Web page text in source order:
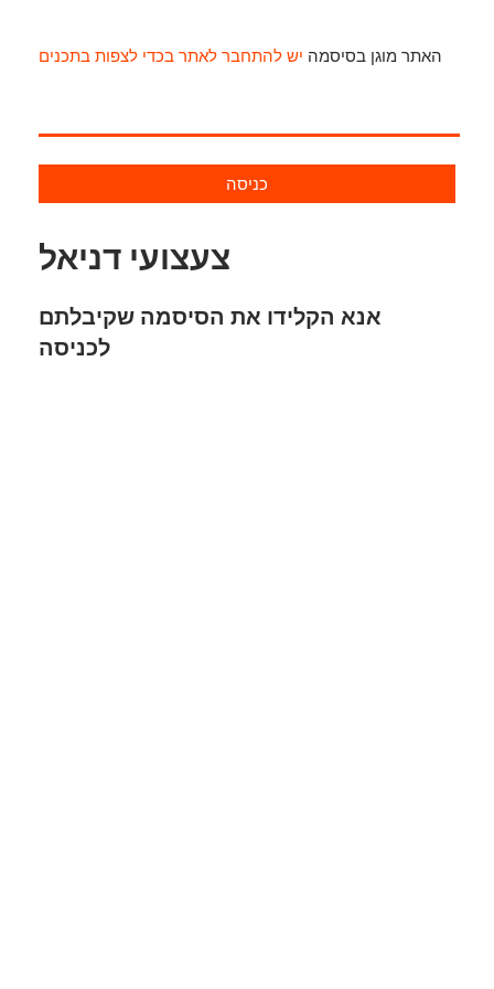
האתר מוגן בסיסמה יש להתחבר לאתר בכדי לצפות בתכנים
כניסה
צעצועי דניאל
אנא הקלידו את הסיסמה שקיבלתם
לכניסה